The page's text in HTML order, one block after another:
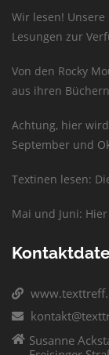
Wir lesen!
Lesungen zur
Von den Rocky
aus ihren
Achtung, hier
September und
Textinen lesen:
Mai und Juni:
Susanne